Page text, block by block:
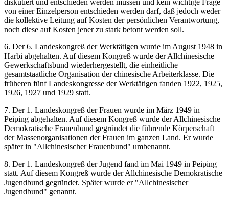
diskutiert und entschieden werden müssen und kein wichtige Frage
von einer Einzelperson entschieden werden darf, daß jedoch weder
die kollektive Leitung auf Kosten der persönlichen Verantwortung,
noch diese auf Kosten jener zu stark betont werden soll.
6. Der 6. Landeskongreß der Werktätigen wurde im August 1948 in
Harbi abgehalten. Auf diesem Kongreß wurde der Allchinesische
Gewerkschaftsbund wiederhergestellt, die einheitliche
gesamtstaatliche Organisation der chinesische Arbeiterklasse. Die
früheren fünf Landeskongresse der Werktätigen fanden 1922, 1925,
1926, 1927 und 1929 statt.
7. Der 1. Landeskongreß der Frauen wurde im März 1949 in
Peiping abgehalten. Auf diesem Kongreß wurde der Allchinesische
Demokratische Frauenbund gegründet die führende Körperschaft
der Massenorganisationen der Frauen im ganzen Land. Er wurde
später in "Allchinesischer Frauenbund" umbenannt.
8. Der 1. Landeskongreß der Jugend fand im Mai 1949 in Peiping
statt. Auf diesem Kongreß wurde der Allchinesische Demokratische
Jugendbund gegründet. Später wurde er "Allchinesischer
Jugendbund" genannt.